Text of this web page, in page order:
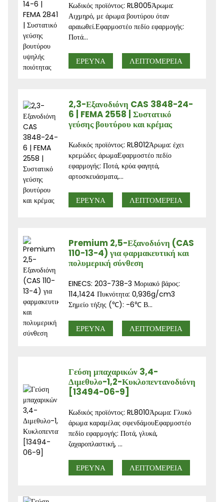
Κωδικός προϊόντος: RL8005Άρωμα:
Αιχμηρό, με άρωμα βουτύρου όταν
αραιωθεί.Εφαρμοστέο πεδίο εφαρμογής:
Ποτά...
ΕΡΕΥΝΑ ΛΕΠΤΟΜΈΡΕΙΑ
2,3-Εξανοδιόνη CAS 3848-24-
6 | FEMA 2558 | Συστατικό
γεύσης βουτύρου και κρέμας
Κωδικός προϊόντος: RL8012Άρωμα: έχει
κρεμώδες άρωμαΕφαρμοστέο πεδίο
εφαρμογής: Ποτά, κρύα φαγητά,
αρτοσκευάσματα,...
ΕΡΕΥΝΑ ΛΕΠΤΟΜΈΡΕΙΑ
Premium 2,5-Εξανοδιόνη (CAS
110-13-4) για φαρμακευτική και
πολυμερική σύνθεση
EINECS: 203-738-3 Μοριακό βάρος:
114,1424 Πυκνότητα: 0,936g/cm3
Σημείο τήξης (℃): -6℃ Β...
ΕΡΕΥΝΑ ΛΕΠΤΟΜΈΡΕΙΑ
Γεύση μπαχαρικών 3,4-
Διμεθυλο-1,2-Κυκλοπεντανοδιόνη
[13494-06-9]
Κωδικός προϊόντος: RL8010Άρωμα: Γλυκό
άρωμα καραμέλας σφενδάμουΕφαρμοστέο
πεδίο εφαρμογής: Ποτά, γλυκά,
ζαχαροπλαστική, ...
ΕΡΕΥΝΑ ΛΕΠΤΟΜΈΡΕΙΑ